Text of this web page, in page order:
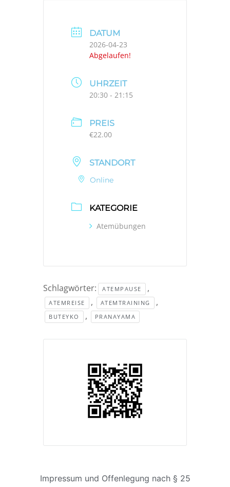
DATUM
2026-04-23
Abgelaufen!
UHRZEIT
20:30 - 21:15
PREIS
€22.00
STANDORT
Online
KATEGORIE
Atemübungen
Schlagwörter: ATEMPAUSE ,
ATEMREISE , ATEMTRAINING ,
BUTEYKO , PRANAYAMA
Impressum und Offenlegung nach § 25